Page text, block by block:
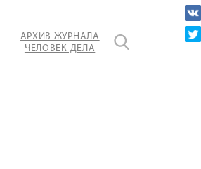
АРХИВ ЖУРНАЛА
ЧЕЛОВЕК ДЕЛА